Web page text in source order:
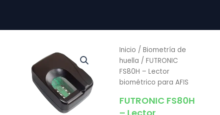
Inicio /Biometría de
huella / FUTRONIC
FS80H – Lector
biométrico para AFIS
FUTRONIC FS80H